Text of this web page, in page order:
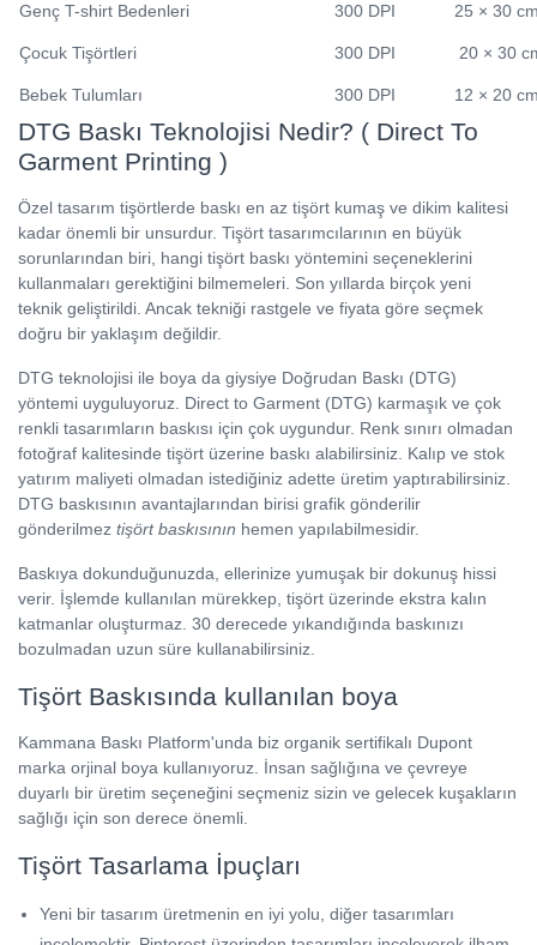
Genç T-shirt Bedenleri 300 DPI 25 × 30
Çocuk Tişörtleri 300 DPI 20 × 30
Bebek Tulumları 300 DPI 12 × 20
DTG Baskı Teknolojisi Nedir? ( Direct To
Garment Printing )
Özel tasarım tişörtlerde baskı en az tişört kumaş ve dikim kalitesi
kadar önemli bir unsurdur. Tişört tasarımcılarının en büyük
sorunlarından biri, hangi tişört baskı yöntemini seçeneklerini
kullanmaları gerektiğini bilmemeleri. Son yıllarda birçok yeni
teknik geliştirildi. Ancak tekniği rastgele ve fiyata göre seçmek
doğru bir yaklaşım değildir.
DTG teknolojisi ile boya da giysiye Doğrudan Baskı (DTG)
yöntemi uyguluyoruz. Direct to Garment (DTG) karmaşık ve çok
renkli tasarımların baskısı için çok uygundur. Renk sınırı olmadan
fotoğraf kalitesinde tişört üzerine baskı alabilirsiniz. Kalıp ve stok
yatırım maliyeti olmadan istediğiniz adette üretim yaptırabilirsiniz.
DTG baskısının avantajlarından birisi grafik gönderilir
gönderilmez tişört baskısının hemen yapılabilmesidir.
Baskıya dokunduğunuzda, ellerinize yumuşak bir dokunuş hissi
verir. İşlemde kullanılan mürekkep, tişört üzerinde ekstra kalın
katmanlar oluşturmaz. 30 derecede yıkandığında baskınızı
bozulmadan uzun süre kullanabilirsiniz.
Tişört Baskısında kullanılan boya
Kammana Baskı Platform'unda biz organik sertifikalı Dupont
marka orjinal boya kullanıyoruz. İnsan sağlığına ve çevreye
duyarlı bir üretim seçeneğini seçmeniz sizin ve gelecek kuşakların
sağlığı için son derece önemli.
Tişört Tasarlama İpuçları
Yeni bir tasarım üretmenin en iyi yolu, diğer tasarımları